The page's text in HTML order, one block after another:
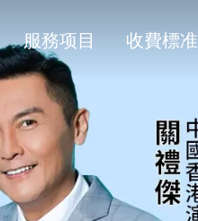
服務项目 收費標准